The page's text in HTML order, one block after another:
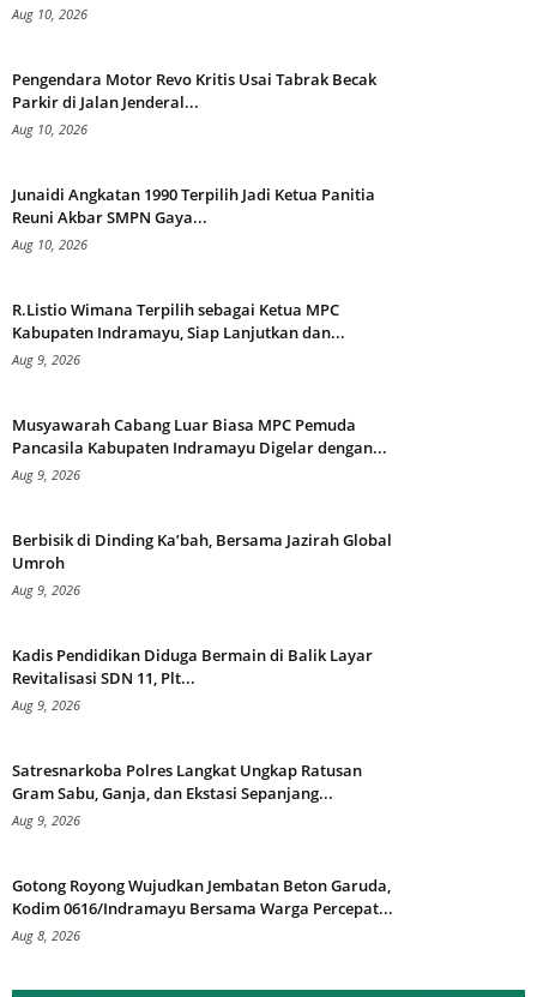
Aug 10, 2026
Pengendara Motor Revo Kritis Usai Tabrak Becak
Parkir di Jalan Jenderal...
Aug 10, 2026
Junaidi Angkatan 1990 Terpilih Jadi Ketua Panitia
Reuni Akbar SMPN Gaya...
Aug 10, 2026
R.Listio Wimana Terpilih sebagai Ketua MPC
Kabupaten Indramayu, Siap Lanjutkan dan...
Aug 9, 2026
Musyawarah Cabang Luar Biasa MPC Pemuda
Pancasila Kabupaten Indramayu Digelar dengan...
Aug 9, 2026
Berbisik di Dinding Ka’bah, Bersama Jazirah Global
Umroh
Aug 9, 2026
Kadis Pendidikan Diduga Bermain di Balik Layar
Revitalisasi SDN 11, Plt...
Aug 9, 2026
Satresnarkoba Polres Langkat Ungkap Ratusan
Gram Sabu, Ganja, dan Ekstasi Sepanjang...
Aug 9, 2026
Gotong Royong Wujudkan Jembatan Beton Garuda,
Kodim 0616/Indramayu Bersama Warga Percepat...
Aug 8, 2026